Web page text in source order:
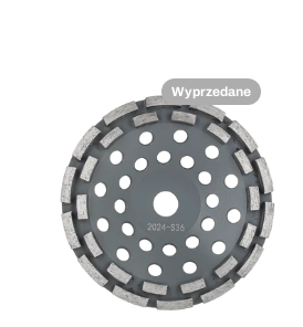
Wyprzedane